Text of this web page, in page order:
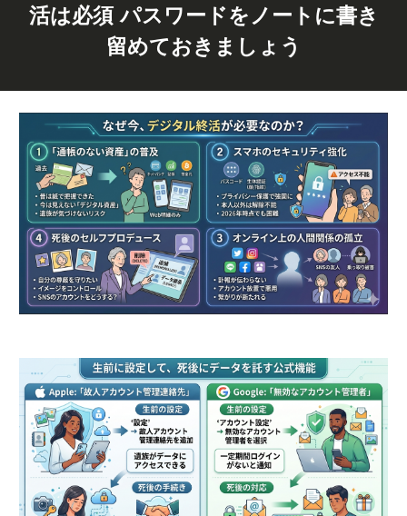
活は必須 パスワードをノートに書き
留めておきましょう